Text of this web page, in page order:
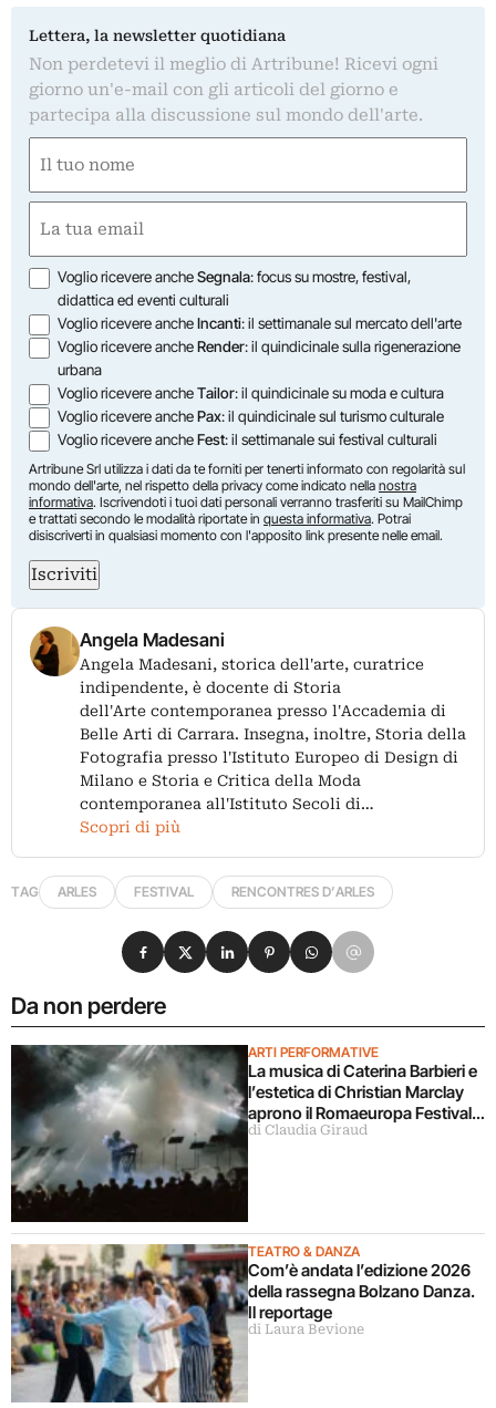
Lettera, la newsletter quotidiana
Non perdetevi il meglio di Artribune! Ricevi ogni
giorno un'e-mail con gli articoli del giorno e
partecipa alla discussione sul mondo dell'arte.
(Required)
(Required)
Opzioni
Voglio ricevere ancheSegnala: focus su mostre, festival,
didattica ed eventi culturali
Voglio ricevere ancheIncanti: il settimanale sul mercato dell'arte
Voglio ricevere ancheRender: il quindicinale sulla rigenerazione
urbana
Voglio ricevere ancheTailor: il quindicinale su moda e cultura
Voglio ricevere anchePax: il quindicinale sul turismo culturale
Voglio ricevere ancheFest: il settimanale sui festival culturali
Artribune Srl utilizza i dati da te forniti per tenerti informato con regolarità sul
mondo dell'arte, nel rispetto della privacy come indicato nella nostra
informativa. Iscrivendoti i tuoi dati personali verranno trasferiti su MailChimp
e trattati secondo le modalità riportate in questa informativa. Potrai
disiscriverti in qualsiasi momento con l'apposito link presente nelle email.
Iscriviti
Angela Madesani
Angela Madesani, storica dell'arte, curatrice
indipendente, è docente di Storia
dell'Arte contemporanea presso l'Accademia di
Belle Arti di Carrara. Insegna, inoltre, Storia della
Fotografia presso l'Istituto Europeo di Design di
Milano e Storia e Critica della Moda
contemporanea all'Istituto Secoli di…
Scopri di più
TAG ARLES FESTIVAL RENCONTRES D’ARLES
Da non perdere
ARTI PERFORMATIVE
La musica di Caterina Barbieri e
l’estetica di Christian Marclay
aprono il Romaeuropa Festival
2026
di Claudia Giraud
TEATRO & DANZA
Com’è andata l’edizione 2026
della rassegna Bolzano Danza.
Il reportage
di Laura Bevione
Condividi su Facebook
Condividi su X
Condividi su LinkedIn
Condividi su Pinterest
Condividi su WhatsApp
Condividi su Email